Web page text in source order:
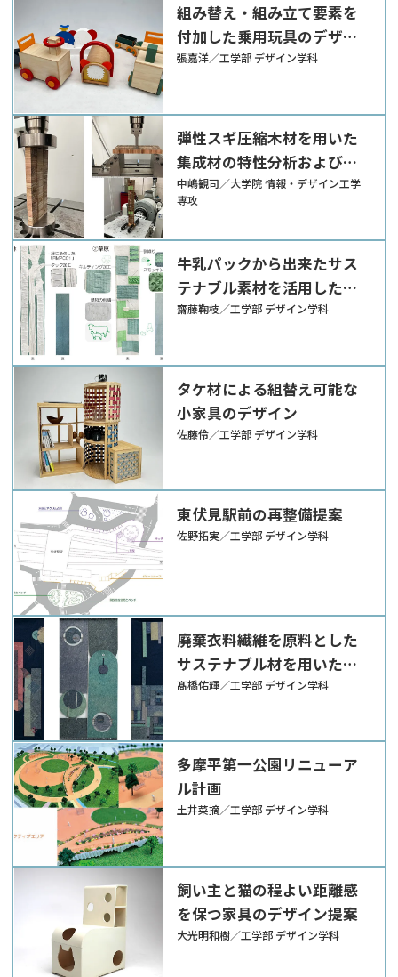
組み替え・組み立て要素を
付加した乗用玩具のデザイ
ン
張嘉洋／工学部 デザイン学科
弾性スギ圧縮木材を用いた
集成材の特性分析および転
倒リスク軽減家具への応用
中嶋観司／大学院 情報・デザイン工学
専攻
牛乳パックから出来たサス
テナブル素材を活用したイ
ンテリアアイテムの提案
齋藤鞠枝／工学部 デザイン学科
タケ材による組替え可能な
小家具のデザイン
佐藤伶／工学部 デザイン学科
東伏見駅前の再整備提案
佐野拓実／工学部 デザイン学科
廃棄衣料繊維を原料とした
サステナブル材を用いたイ
ンテリアアイテムの制作
髙橋佑輝／工学部 デザイン学科
多摩平第一公園リニューア
ル計画
土井菜摘／工学部 デザイン学科
飼い主と猫の程よい距離感
を保つ家具のデザイン提案
大光明和樹／工学部 デザイン学科